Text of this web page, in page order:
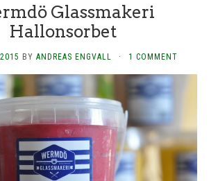
Glassmakeri
Hallonsorbet
BY ANDREAS ENGVALL · 1 COMMENT